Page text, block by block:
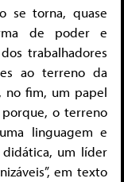
se torna, quase
de poder e
trabalhadores
ao terreno da
no fim, um papel
o terreno
linguagem e
um líder
em texto